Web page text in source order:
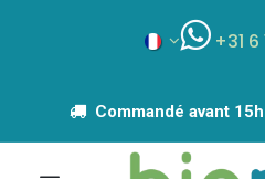
+31 6
Commandé avant